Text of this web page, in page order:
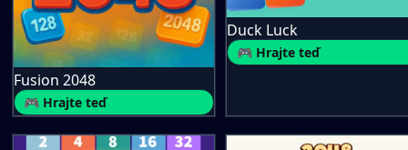
Fusion 2048
🎮 Hrajte teď
Duck Luck
🎮 Hrajte teď